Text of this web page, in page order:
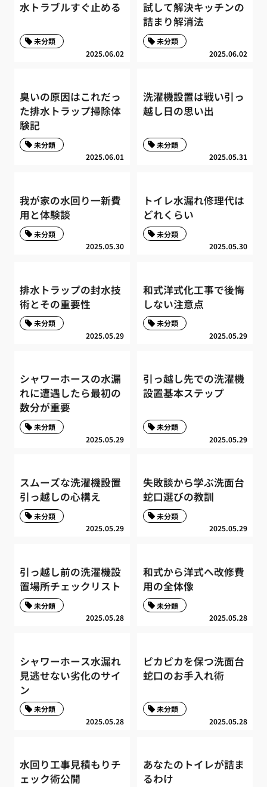
水トラブルすぐ止める
2025.06.02
未分類
試して解決キッチンの
詰まり解消法
2025.06.02
未分類
臭いの原因はこれだっ
た排水トラップ掃除体
験記
2025.06.01
未分類
洗濯機設置は戦い引っ
越し日の思い出
2025.05.31
未分類
我が家の水回り一新費
用と体験談
2025.05.30
未分類
トイレ水漏れ修理代は
どれくらい
2025.05.30
未分類
排水トラップの封水技
術とその重要性
2025.05.29
未分類
和式洋式化工事で後悔
しない注意点
2025.05.29
未分類
シャワーホースの水漏
れに遭遇したら最初の
数分が重要
2025.05.29
未分類
引っ越し先での洗濯機
設置基本ステップ
2025.05.29
未分類
スムーズな洗濯機設置
引っ越しの心構え
2025.05.29
未分類
失敗談から学ぶ洗面台
蛇口選びの教訓
2025.05.29
未分類
引っ越し前の洗濯機設
置場所チェックリスト
2025.05.28
未分類
和式から洋式へ改修費
用の全体像
2025.05.28
未分類
シャワーホース水漏れ
見逃せない劣化のサイ
ン
2025.05.28
未分類
ピカピカを保つ洗面台
蛇口のお手入れ術
2025.05.28
未分類
水回り工事見積もりチ
ェック術公開
あなたのトイレが詰ま
るわけ